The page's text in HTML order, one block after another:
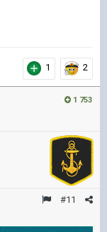
1 2
1 753
#11